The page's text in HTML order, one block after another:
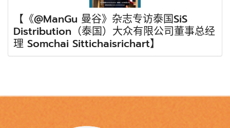
【《@ManGu 曼谷》杂志专访泰国SiS
Distribution（泰国）大众有限公司董事总经
理 Somchai Sittichaisrichart】